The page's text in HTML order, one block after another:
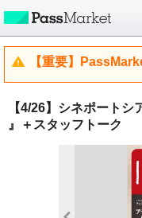
【重要】
【4/26】シネポート
』＋スタッフトーク